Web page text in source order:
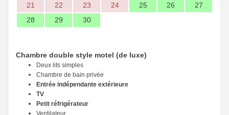
21
22 23 24 25 26
27
28
29 30
Chambre double style motel (de luxe)
Deux lits simples
Chambre de bain privée
Entrée indépendante extérieure
TV
Petit réfrigérateur
Ventilateur